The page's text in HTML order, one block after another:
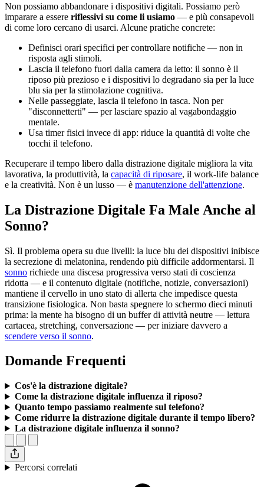
Non possiamo abbandonare i dispositivi digitali. Possiamo però
imparare a essere riflessivi su come li usiamo — e più consapevoli
di come loro cercano di usarci. Alcune pratiche concrete:
Definisci orari specifici per controllare notifiche — non in
risposta agli stimoli.
Lascia il telefono fuori dalla camera da letto: il sonno è il
riposo più prezioso e i dispositivi lo degradano sia per la luce
blu sia per la stimolazione cognitiva.
Nelle passeggiate, lascia il telefono in tasca. Non per
"disconnetterti" — per lasciare spazio al vagabondaggio
mentale.
Usa timer fisici invece di app: riduce la quantità di volte che
tocchi il telefono.
Recuperare il tempo libero dalla distrazione digitale migliora la vita
lavorativa, la produttività, la capacità di riposare, il work-life balance
e la creatività. Non è un lusso — è manutenzione dell'attenzione.
La Distrazione Digitale Fa Male Anche al
Sonno?
Sì. Il problema opera su due livelli: la luce blu dei dispositivi inibisce
la secrezione di melatonina, rendendo più difficile addormentarsi. Il
sonno richiede una discesa progressiva verso stati di coscienza
ridotta — e il contenuto digitale (notifiche, notizie, conversazioni)
mantiene il cervello in uno stato di allerta che impedisce questa
transizione fisiologica. Non basta spegnere lo schermo dieci minuti
prima: la mente ha bisogno di un buffer di attività neutre — lettura
cartacea, stretching, conversazione — per iniziare davvero a
scendere verso il sonno.
Domande Frequenti
Cos'è la distrazione digitale?
Come la distrazione digitale influenza il riposo?
Quanto tempo passiamo realmente sul telefono?
Come ridurre la distrazione digitale durante il tempo libero?
La distrazione digitale influenza il sonno?
Percorsi correlati